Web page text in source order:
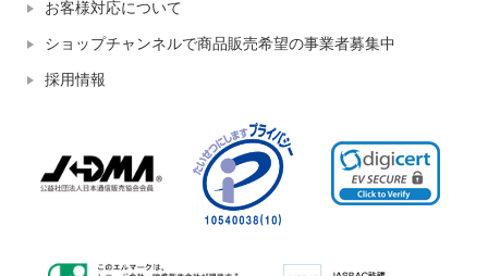
お客様対応について
ショップチャンネルで商品販売希望の事業者募集中
採用情報